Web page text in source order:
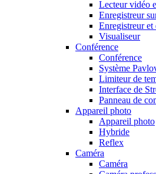
Lecteur vidéo
Enregistreur
Enregistreur
Visualiseur
Conférence
Conférence
Système
Limiteur de
Interface de
Panneau de
Appareil photo
Appareil photo
Hybride
Reflex
Caméra
Caméra